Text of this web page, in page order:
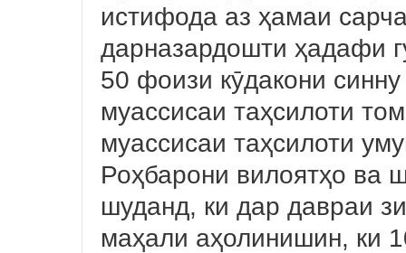
истифода аз ҳамаи
дарназардошти ҳадафи
50 фоизи кӯдакони
муассисаи таҳсилоти
муассисаи таҳсилоти
Роҳбарони вилоятҳо ва
шуданд, ки дар давраи
маҳали аҳолинишин, ки